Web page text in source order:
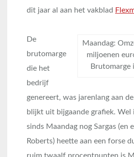
dit jaar al aan het vakblad
Maandag:
miljoenen
Brutomarge
De
brutomarge
die het
bedrijf
genereert, was jarenlang aan
blijkt uit bijgaande grafiek. Wel
sinds Maandag nog Sargas (en
Roberts) heette aan een forse